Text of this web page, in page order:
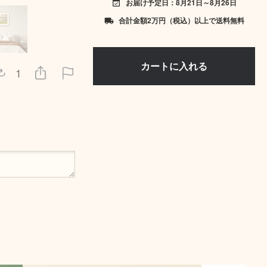
1
event_available
local_shipping 合計金額2万円（税込）以上で送料無料